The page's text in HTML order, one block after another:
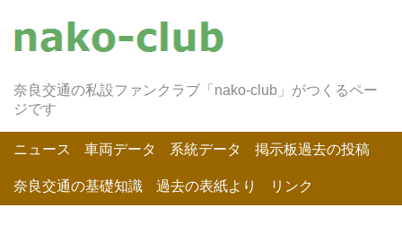
奈良交通の私設ファンクラブ「nako-club」がつくるペー
ジです
ニュース 車両データ 系統データ 掲示板過去の投稿
奈良交通の基礎知識 過去の表紙より リンク